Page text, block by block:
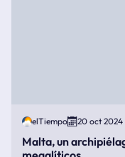
elTiempo 20 oct 2024
Malta, un